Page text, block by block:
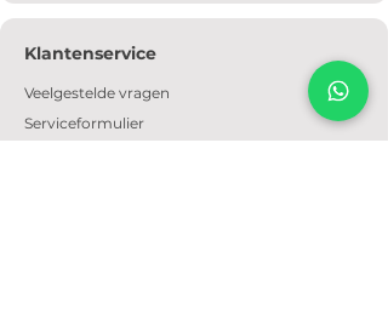
Klantenservice
Veelgestelde vragen
Serviceformulier